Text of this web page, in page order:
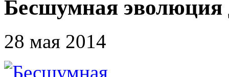
Бесшумная эволюция
28 мая 2014